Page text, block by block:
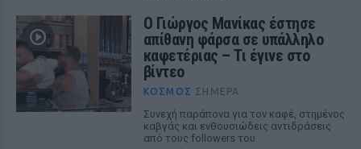
Ο Γιώργος Μανίκας έστησε
απίθανη φάρσα σε υπάλληλο
καφετέριας – Τι έγινε στο
βίντεο
ΚΌΣΜΟΣ ΣΉΜΕΡΑ
Συνεχή παράπονα για τον καφέ, στημένος
καβγάς και ενθουσιώδεις αντιδράσεις
από τους followers του